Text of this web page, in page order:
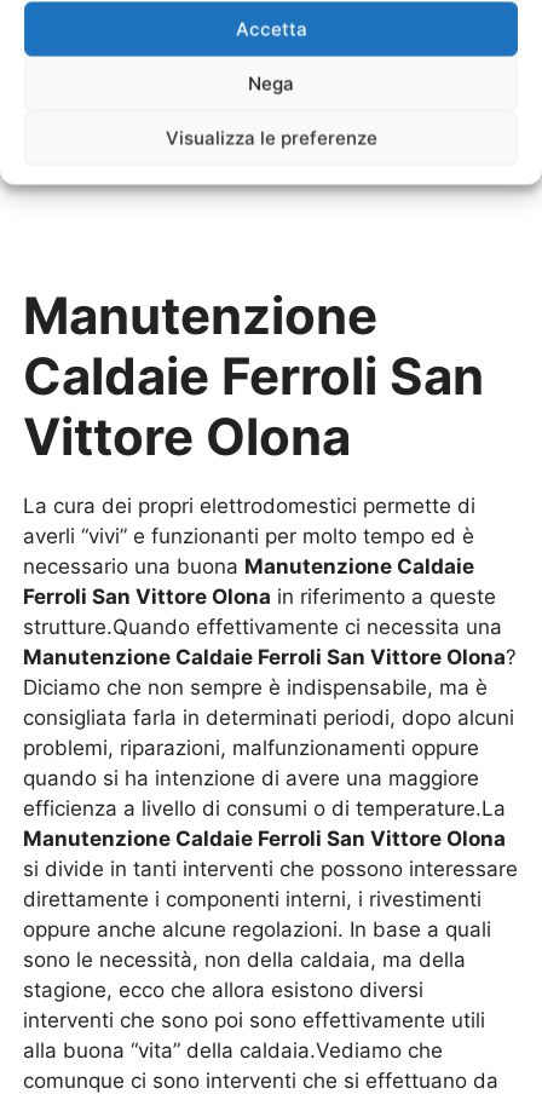
Accetta
Nega
Visualizza le preferenze
Sostituzione Scaldabagno Elettrico FerroliSan
Manutenzione
Caldaie Ferroli San
Vittore Olona
La cura dei propri elettrodomestici permette di
averli “vivi” e funzionanti per molto tempo ed è
necessario una buona Manutenzione Caldaie
Ferroli San Vittore Olona in riferimento a queste
strutture.Quando effettivamente ci necessita una
Manutenzione Caldaie Ferroli San Vittore Olona?
Diciamo che non sempre è indispensabile, ma è
consigliata farla in determinati periodi, dopo alcuni
problemi, riparazioni, malfunzionamenti oppure
quando si ha intenzione di avere una maggiore
efficienza a livello di consumi o di temperature.La
Manutenzione Caldaie Ferroli San Vittore Olona
si divide in tanti interventi che possono interessare
direttamente i componenti interni, i rivestimenti
oppure anche alcune regolazioni. In base a quali
sono le necessità, non della caldaia, ma della
stagione, ecco che allora esistono diversi
interventi che sono poi sono effettivamente utili
alla buona “vita” della caldaia.Vediamo che
comunque ci sono interventi che si effettuano da